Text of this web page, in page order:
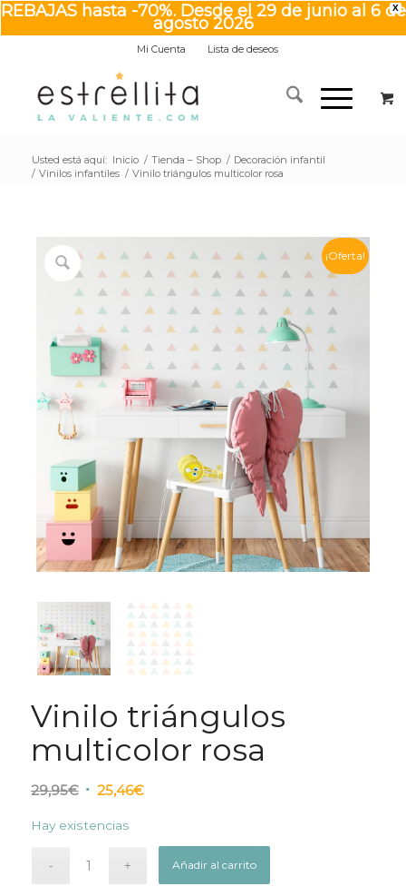
X
REBAJAS hasta -70%. Desde el 29 de junio al 6 de
agosto 2026
Mi Cuenta Lista de deseos
Usted está aquí: Inicio / Tienda – Shop / Decoración infantil
/ Vinilos infantiles / Vinilo triángulos multicolor rosa
¡Oferta!
Vinilo triángulos
multicolor rosa
29,95€ El
original
29,95€.
25,46€El
Hay existencias
Añadir al carrito